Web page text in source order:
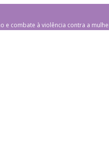
e combate à violência contra a